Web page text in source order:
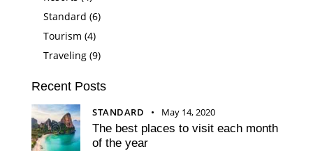
Standard (6)
Tourism (4)
Traveling(9)
Recent Posts
STANDARD May 14, 2020
The best places to visit each month
of the year